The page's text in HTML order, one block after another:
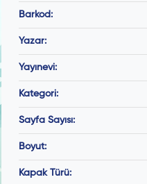
Barkod:
Yazar:
Yayınevi:
Kategori:
Sayfa Sayısı:
Boyut:
Kapak Türü: